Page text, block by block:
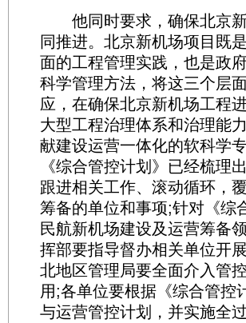
他同时要求，确保北京新
同推进。北京新机场项目既
面的工程管理实践，也是政
科学管理方法，将这三个层
应，在确保北京新机场工程
大型工程治理体系和治理能
献建设运营一体化的软科学
《综合管控计划》已经梳理
跟进相关工作、滚动循环，
筹备的单位和事项;针对《综
民航新机场建设及运营筹备
挥部要指导督办相关单位开
北地区管理局要全面介入管
用;各单位要根据《综合管控
与运营管控计划，并实施全